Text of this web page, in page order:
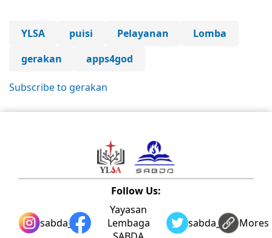
YLSA puisi Pelayanan
Lomba
gerakan
apps4god
Subscribe to gerakan
Follow Us:
sabda_ylsa
Yayasan
Lembaga
sabda_ylsaMores